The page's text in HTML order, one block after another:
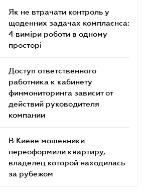
Як не втрачати контроль у
щоденних задачах комплаєнса:
4 виміри роботи в одному
просторі
Доступ ответственного
работника к кабинету
финмониторинга зависит от
действий руководителя
компании
В Киеве мошенники
переоформили квартиру,
владелец которой находилась
за рубежом